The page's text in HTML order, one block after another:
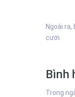
Ngoài
cưới.
Bình
Trong